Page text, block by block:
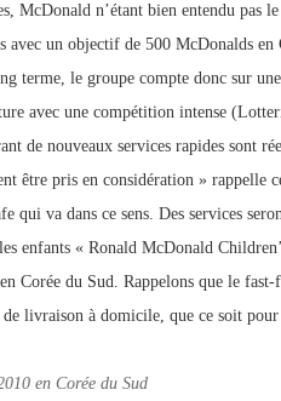
McDonald n’étant bien entendu pas
avec un objectif de 500 McDonalds
terme, le groupe compte donc sur
avec une compétition intense
de nouveaux services rapides sont
être pris en considération » rappelle
qui va dans ce sens. Des services
enfants « Ronald McDonald
Corée du Sud. Rappelons que le
de livraison à domicile, que ce soit
en Corée du Sud